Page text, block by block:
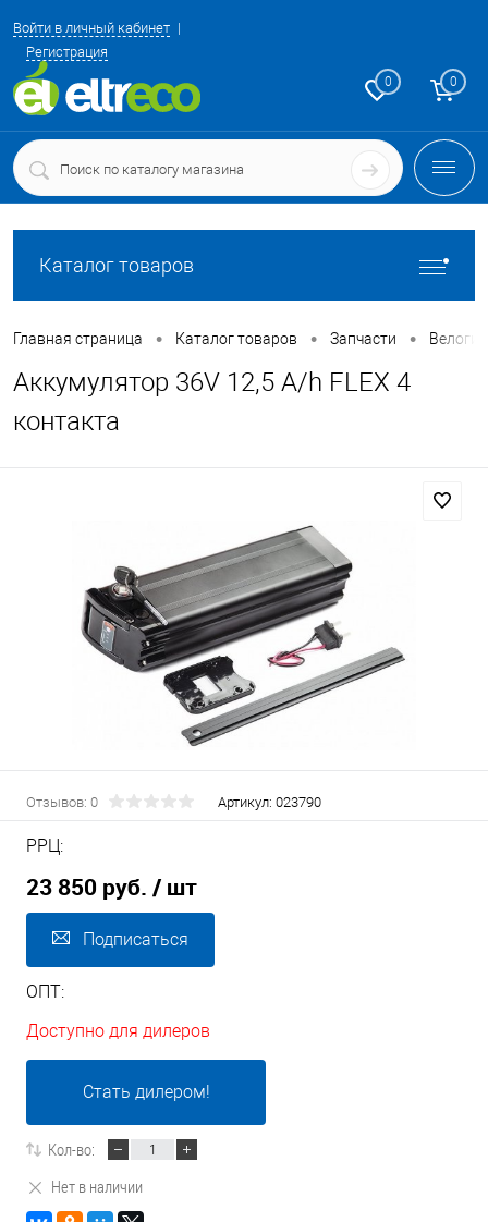
Войти в личный кабинет
Регистрация
0 0
Каталог товаров
Главная страница • Каталог товаров • Запчасти •
Аккумулятор 36V 12,5 A/h FLEX 4
контакта
Отзывов: 0 Артикул: 023790
РРЦ:
23 850 руб. / шт
Подписаться
ОПТ:
Доступно для дилеров
Стать дилером!
Кол-во:
Нет в наличии